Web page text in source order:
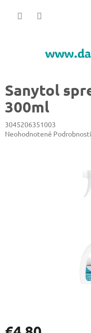
Sanytol
300ml
3045206351003
Priemerné
Neohodnotené